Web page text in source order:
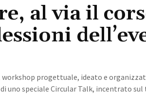
al via il
progettuale, ideato e
uno speciale Circular Talk, incentrato